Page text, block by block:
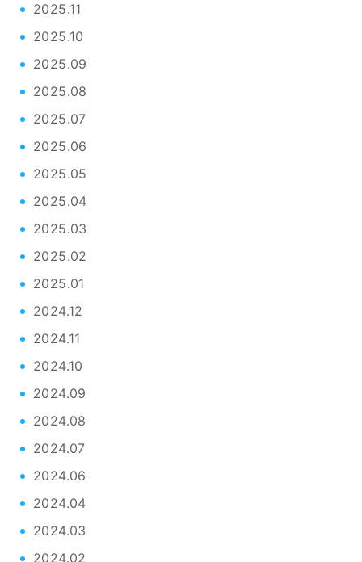
2025.11
2025.10
2025.09
2025.08
2025.07
2025.06
2025.05
2025.04
2025.03
2025.02
2025.01
2024.12
2024.11
2024.10
2024.09
2024.08
2024.07
2024.06
2024.04
2024.03
2024.02